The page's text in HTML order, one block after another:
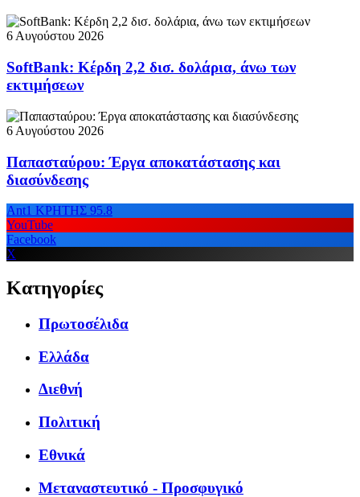
6 Αυγούστου 2026
SoftBank: Κέρδη 2,2 δισ. δολάρια, άνω των
εκτιμήσεων
6 Αυγούστου 2026
Παπασταύρου: Έργα αποκατάστασης και
διασύνδεσης
Ant1 ΚΡΗΤΗΣ 95.8
YouTube
Facebook
X
Κατηγορίες
Πρωτοσέλιδα
Ελλάδα
Διεθνή
Πολιτική
Εθνικά
Μεταναστευτικό - Προσφυγικό